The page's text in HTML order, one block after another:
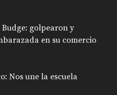
golpearon y
en su comercio
Nos une la escuela